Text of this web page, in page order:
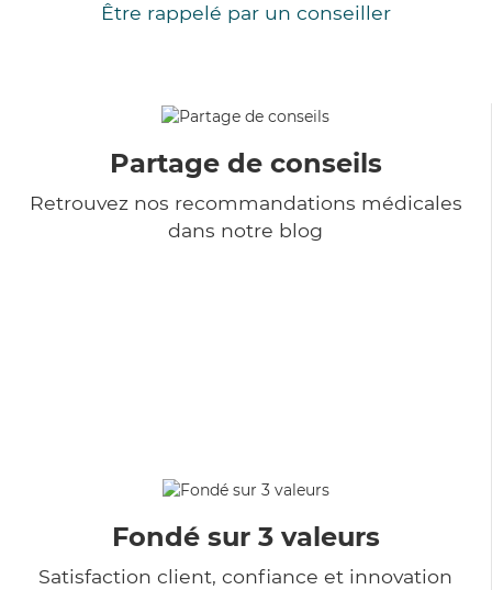
Être rappelé par un conseiller
Partage de conseils
Retrouvez nos recommandations médicales
dans notre blog
Fondé sur 3 valeurs
Satisfaction client, confiance et innovation